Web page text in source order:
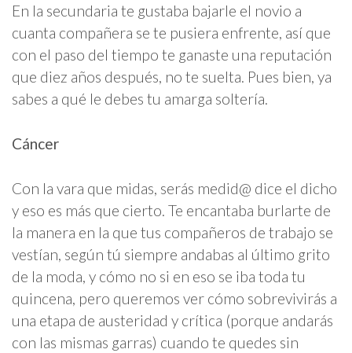
En la secundaria te gustaba bajarle el novio a
cuanta compañera se te pusiera enfrente, así que
con el paso del tiempo te ganaste una reputación
que diez años después, no te suelta. Pues bien, ya
sabes a qué le debes tu amarga soltería.
Cáncer
Con la vara que midas, serás medid@ dice el dicho
y eso es más que cierto. Te encantaba burlarte de
la manera en la que tus compañeros de trabajo se
vestían, según tú siempre andabas al último grito
de la moda, y cómo no si en eso se iba toda tu
quincena, pero queremos ver cómo sobrevivirás a
una etapa de austeridad y crítica (porque andarás
con las mismas garras) cuando te quedes sin